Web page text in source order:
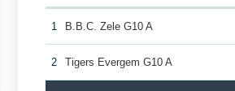
1 B.B.C. Zele G10 A
2 Tigers Evergem G10 A